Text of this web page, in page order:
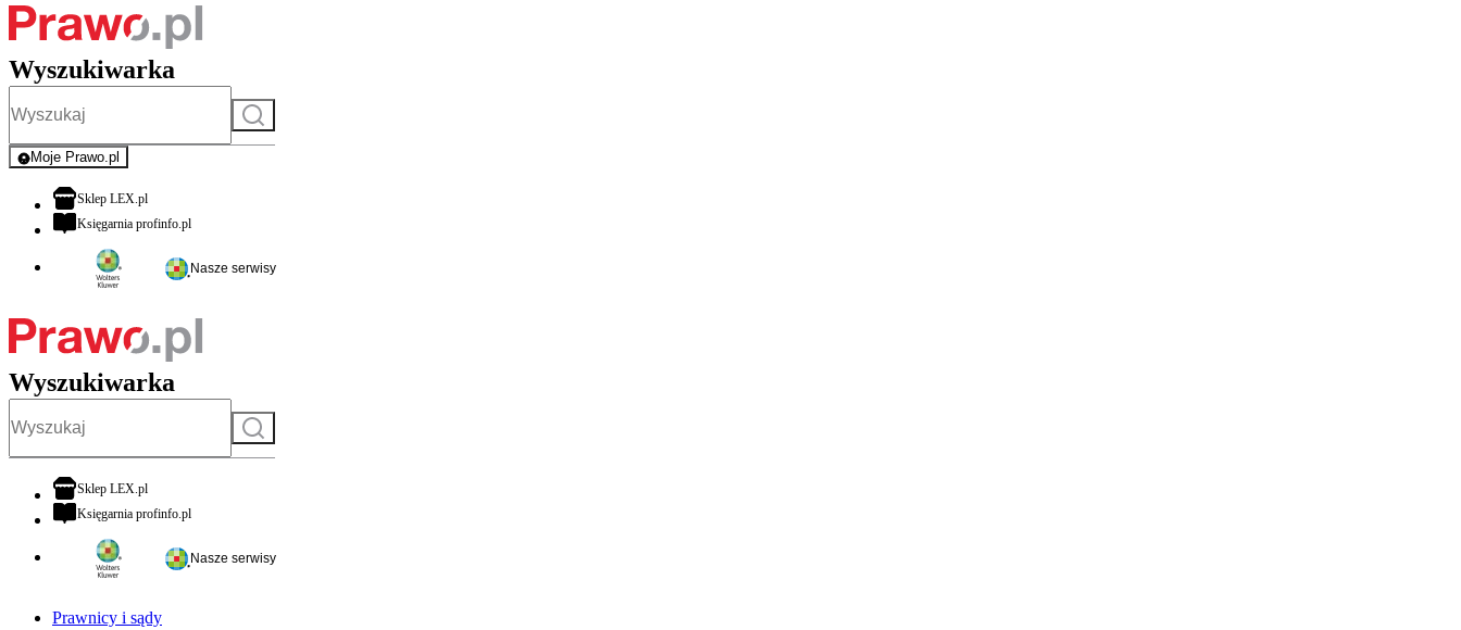
Wyszukiwarka
Szukaj
Moje Prawo.pl
- rejestracja i logowanie do serwisu
Sklep LEX.plotwiera się w nowej karcie
Księgarnia profinfo.plotwiera się w nowej karcie
Nasze serwisy
Wyszukiwarka
Szukaj
Sklep LEX.plotwiera się w nowej karcie
Księgarnia profinfo.plotwiera się w nowej karcie
Nasze serwisy
Prawnicy i sądy